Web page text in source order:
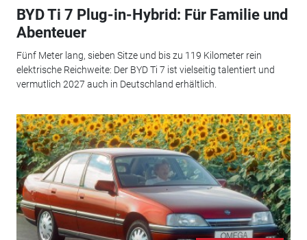
BYD Ti 7 Plug-in-Hybrid: Für Familie und
Abenteuer
Fünf Meter lang, sieben Sitze und bis zu 119 Kilometer rein
elektrische Reichweite: Der BYD Ti 7 ist vielseitig talentiert und
vermutlich 2027 auch in Deutschland erhältlich.